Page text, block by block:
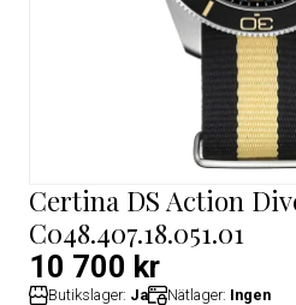
Certina DS Action
C048.407.18.051.01
10 700 kr
Butikslager: Ja Nätlager: Ingen